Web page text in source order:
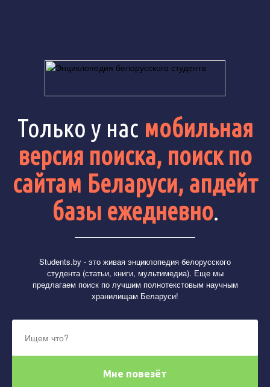
Только у нас мобильная
версия поиска, поиск по
сайтам Беларуси, апдейт
базы ежедневно.
Students.by - это живая энциклопедия белорусского
студента (статьи, книги, мультимедиа). Еще мы
предлагаем поиск по лучшим полнотекстовым научным
хранилищам Беларуси!